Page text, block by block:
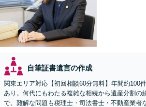
自筆証書遺言の作成
関東エリア対応【初回相談60分無料】年間約100
あり。何代にもわたる複雑な相続から遺産分割の
で。難解な問題も税理士・司法書士・不動産業者